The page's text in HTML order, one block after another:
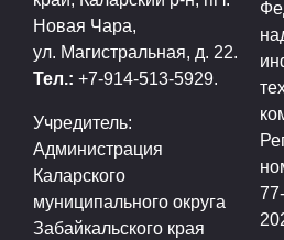
Новая Чара,
ул. Магистральная, д. 22.
Тел.: +7-914-513-5929.
Учредитель:
Администрация
Каларского
муниципального округа
Забайкальского края